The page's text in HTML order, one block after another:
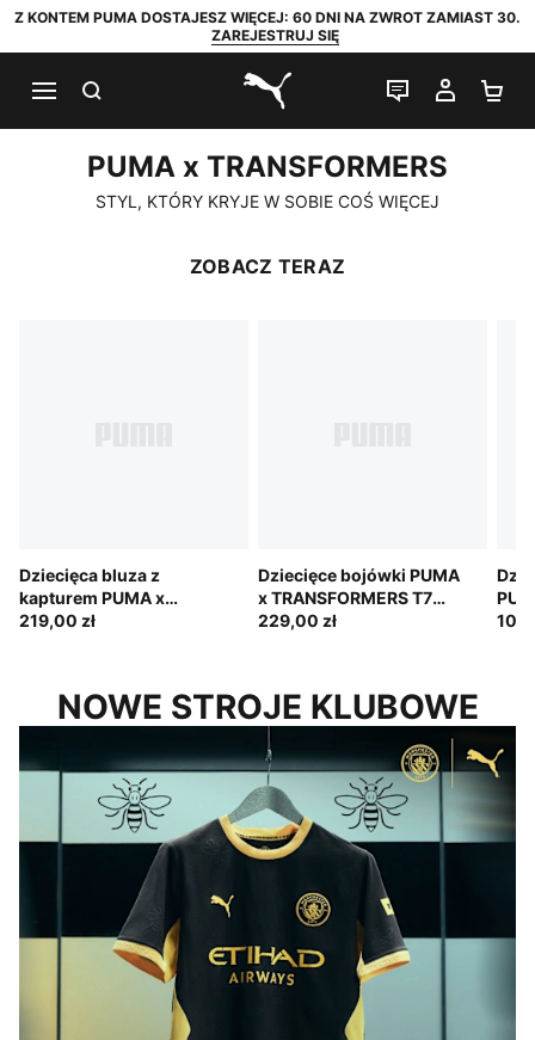
Z KONTEM PUMA DOSTAJESZ WIĘCEJ: 60 DNI NA ZWROT ZAMIAST 30.
ZAREJESTRUJ SIĘ
PUMA.com
CZAT NA
MOJE
PUMA x TRANSFORMERS
PUMA x TRANSFORMERS
STYL, KTÓRY KRYJE W SOBIE COŚ WIĘCEJ
ZOBACZ TERAZ
Dziecięca bluza z
kapturem PUMA x
TRANSFORMERS T7
219,00 zł
Dziecięce bojówki PUMA
x TRANSFORMERS T7
Relaxed
229,00 zł
NOWE STROJE KLUBOWE